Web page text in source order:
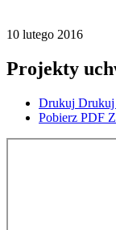
10 lutego 2016
Projekty
Drukuj Drukuj
Pobierz PDF